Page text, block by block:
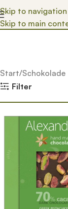
Skip to navigation
Skip to main
Start Schokolade
Filter